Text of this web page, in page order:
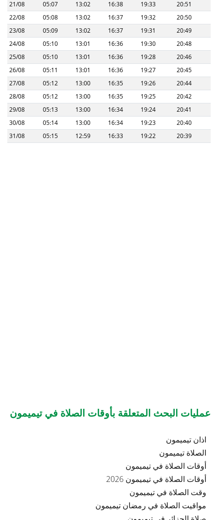
21/08
05:07 13:02 16:38 19:33
20:51
22/08
05:08 13:02 16:37 19:32
20:50
23/08
05:09 13:02 16:37 19:31
20:49
24/08
05:10 13:01 16:36 19:30
20:48
25/08
05:10 13:01 16:36 19:28
20:46
26/08
05:11 13:01 16:36 19:27
20:45
27/08
05:12 13:00 16:35 19:26
20:44
28/08
05:12 13:00 16:35 19:25
20:42
29/08
05:13 13:00 16:34 19:24
20:41
30/08
05:14 13:00 16:34 19:23
20:40
31/08
05:15 12:59 16:33 19:22 20:39
عمليات البحث المتعلقة بأوقات الصلاة في تيميمون
اذان تيميمون
الصلاة تيميمون
أوقات الصلاة في تيميمون
أوقات الصلاة في تيميمون 2026
وقت الصلاة في تيميمون
مواقيت الصلاة في رمضان تيميمون